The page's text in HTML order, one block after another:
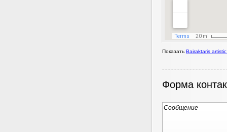
Показать Bairaktaris
Форма